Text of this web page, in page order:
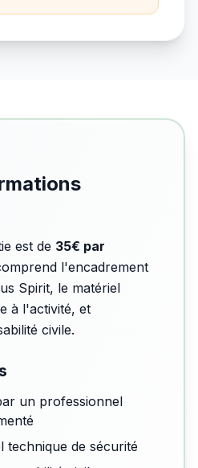
est de 35€ par
l'encadrement
Spirit, le matériel
à l'activité, et
civile.
un professionnel
technique de sécurité